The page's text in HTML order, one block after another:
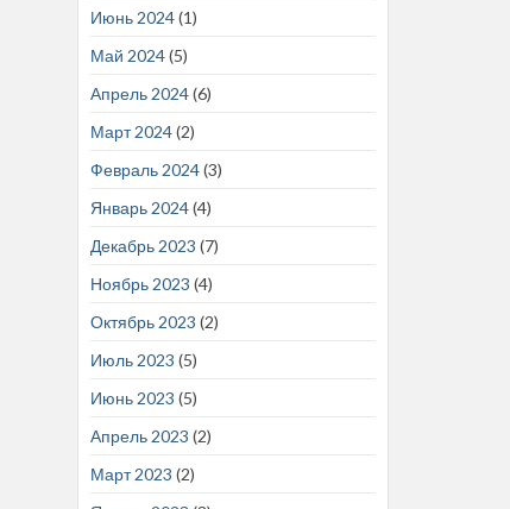
Июнь 2024(1)
Май 2024(5)
Апрель 2024(6)
Март 2024(2)
Февраль 2024(3)
Январь 2024(4)
Декабрь 2023 (7)
Ноябрь 2023 (4)
Октябрь 2023 (2)
Июль 2023 (5)
Июнь 2023 (5)
Апрель 2023 (2)
Март 2023 (2)